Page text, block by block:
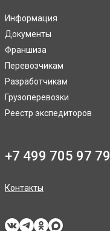
Информация
Документы
Франшиза
Перевозчикам
Разработчикам
Грузоперевозки
Реестр экспедиторов
+7 499 705 97 79
Контакты